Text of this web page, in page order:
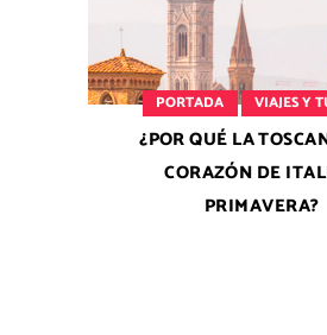
PORTADA VIAJES Y
¿POR QUÉ LA
CORAZÓN DE
PRIMAVERA?